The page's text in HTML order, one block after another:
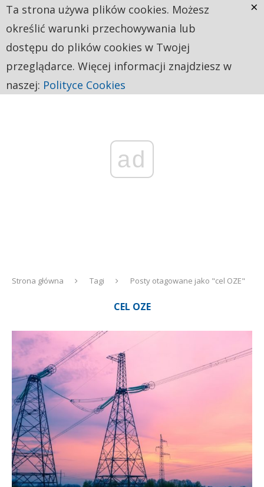
ad
Strona główna Tagi Posty otagowane jako "cel OZE"
CEL OZE
Ta strona używa plików cookies. Możesz
określić warunki przechowywania lub
dostępu do plików cookies w Twojej
przeglądarce. Więcej informacji znajdziesz w
naszej: Polityce Cookies
×